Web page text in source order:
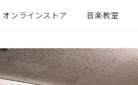
オンラインストア 音楽教室